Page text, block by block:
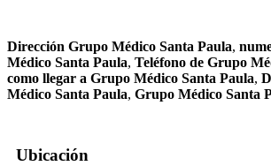
Dirección Grupo Médico Santa Paula,
Médico Santa Paula, Teléfono de Grupo
como llegar a Grupo Médico Santa Paula,
Médico Santa Paula, Grupo Médico Santa
Ubicación